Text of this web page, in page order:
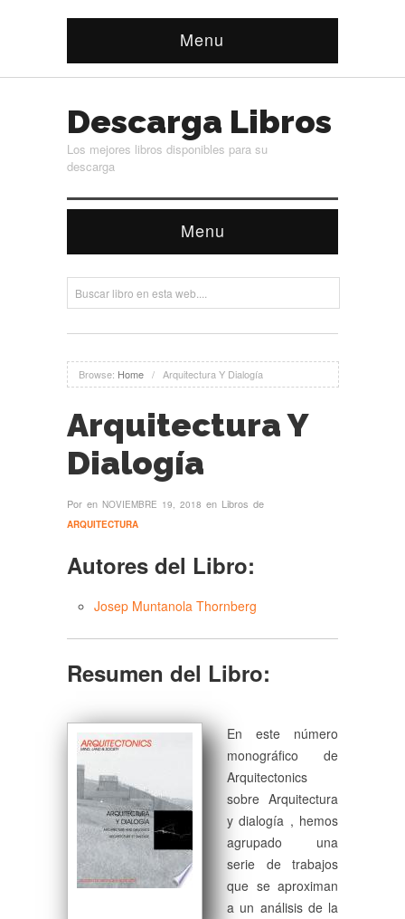
Menu
Descarga Libros
Los mejores libros disponibles para su
descarga
Menu
Browse: Home / Arquitectura Y Dialogía
Arquitectura Y
Dialogía
Por en NOVIEMBRE 19, 2018 en Libros de
ARQUITECTURA
Autores del Libro:
Josep Muntanola Thornberg
Resumen del Libro:
En este número
monográfico de
Arquitectonics
sobre Arquitectura
y dialogía , hemos
agrupado una
serie de trabajos
que se aproximan
a un análisis de la